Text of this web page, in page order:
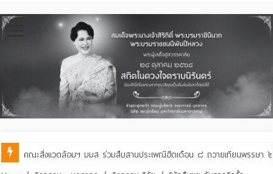
คณะสิ่งแวดล้อมฯ มมส ร่วมสืบสานประเพณีฮีตเดือน ๘ ถวายเทียนพรรษา ๒